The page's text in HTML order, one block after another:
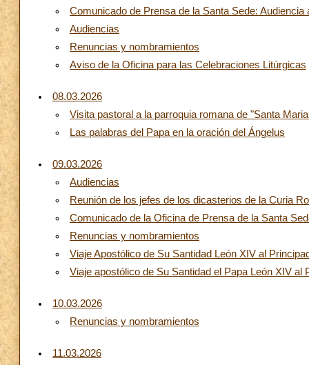
Comunicado de Prensa de la Santa Sede:
Audiencias
Renuncias y nombramientos
Aviso de la Oficina para las Celebraciones Litúrgicas
08.03.2026
Visita pastoral a la parroquia romana de "Santa
Las palabras del Papa en la oración del Ángelus
09.03.2026
Audiencias
Reunión de los jefes de los dicasterios de la Curia
Comunicado de la Oficina de Prensa de la Santa
Renuncias y nombramientos
Viaje Apostólico de Su Santidad León XIV al
Viaje apostólico de Su Santidad el Papa León XIV
10.03.2026
Renuncias y nombramientos
11.03.2026